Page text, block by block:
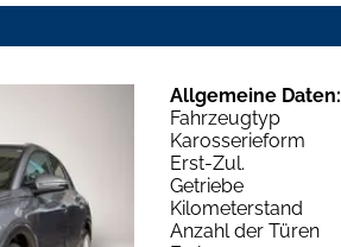
Allgemeine Daten:
Fahrzeugtyp
Karosserieform
Erst-Zul.
Getriebe
Kilometerstand
Anzahl der Türen